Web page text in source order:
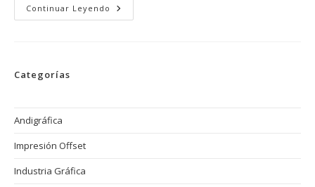
Continuar Leyendo Tintas
A
Categorías
Andigráfica
Impresión Offset
Industria Gráfica